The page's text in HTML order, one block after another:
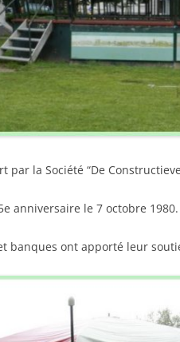
par la Société “De
anniversaire le 7 octobre 1980.
banques ont apporté leur